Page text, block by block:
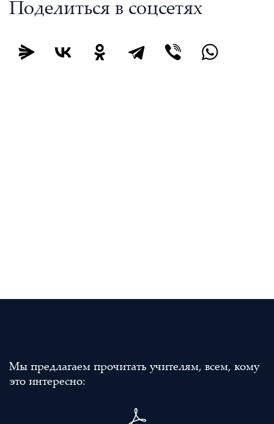
Поделиться в соцсетях
Мы предлагаем прочитать учителям, всем, кому
это интересно: